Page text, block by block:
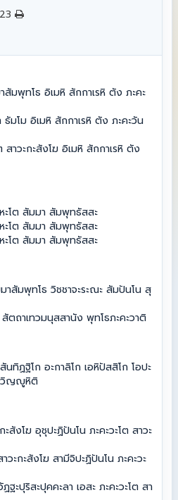
สัมพุทโธ อิเมหิ สักกาเรหิ ตัง ภะคะ
ธัมโม อิเมหิ สักกาเรหิ ตัง ภะคะวัน
สาวะกะสังโฆ อิเมหิ สักกาเรหิ ตัง
หะโต สัมมา สัมพุทธัสสะ
หะโต สัมมา สัมพุทธัสสะ
หะโต สัมมา สัมพุทธัสสะ
าสัมพุทโธ วิชชาจะระณะ สัมปันโน สุ
ตถาเทวมนุสสานัง พุทโธภะคะวาติ
นทิฏฐิโก อะกาลิโก เอหิปัสสิโก โอปะ
วิญญูหิติ
ะสังโฆ อุชุปะฏิปันโน ภะคะวะโต สาวะ
วะกะสังโฆ สามีจิปะฏิปันโน ภะคะวะ
ะปุริสะปุคคะลา เอสะ ภะคะวะโต สา